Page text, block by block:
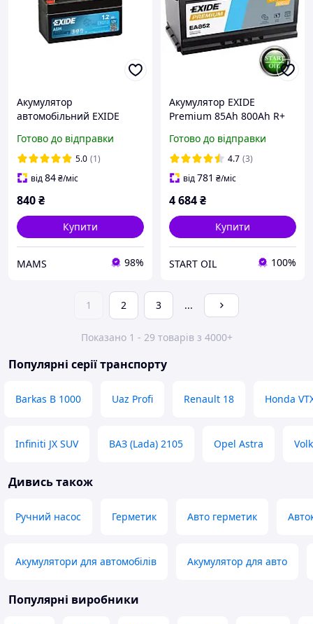
Акумулятор
автомобільний EXIDE
(+/-) (18CCA) (EK013)
(s602656)
Готово до відправки
5.0 (1)
від84₴/міс
840₴
Купити
MAMS 98%
Акумулятор EXIDE
Premium 85Аh 800Ah R+
Готово до відправки
4.7 (3)
від781 ₴/міс
4 684₴
Купити
START OIL 100%
1 2 3 ...
Показано 1 - 29 товарів з 4000+
Популярні серії транспорту
Barkas B 1000 Uaz Profi Renault 18 Honda
Infiniti JX SUV ВАЗ (Lada) 2105 Opel Astra
Дивись також
Ручний насос Герметик Авто герметик
Акумулятори для автомобілів Акумулятор для авто
Популярні виробники